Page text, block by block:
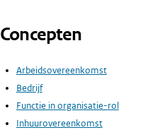
Concepten
Arbeidsovereenkomst
Bedrijf
Functie in organisatie-rol
Inhuurovereenkomst